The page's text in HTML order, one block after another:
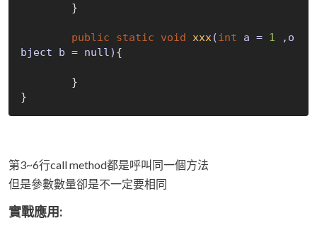
public static void xxx ( int a = 1
,o
bject b = null) {
第3~6行call method都是呼叫同一個方法
但是參數數量卻是不一定要相同
實戰應用: